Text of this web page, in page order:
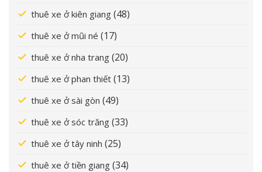
thuê xe ở kiên giang (48)
thuê xe ở mũi né (17)
thuê xe ở nha trang (20)
thuê xe ở phan thiết (13)
thuê xe ở sài gòn (49)
thuê xe ở sóc trăng (33)
thuê xe ở tây ninh (25)
thuê xe ở tiền giang (34)